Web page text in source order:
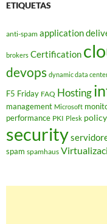
ETIQUETAS
anti-spam application
brokers Certification
devops dynamic data
F5 Friday FAQ Hosting
management Microsoft
performance PKI Plesk policy
security
spam spamhaus